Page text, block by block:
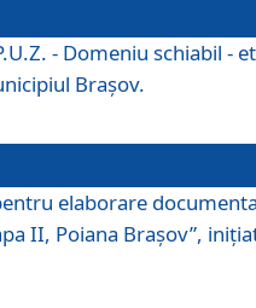
- Domeniu schiabil -
Braşov.
elaborare
II, Poiana Braşov”,